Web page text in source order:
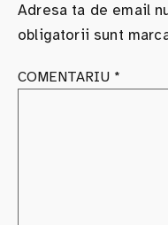
Adresa ta de email
obligatorii sunt
COMENTARIU *